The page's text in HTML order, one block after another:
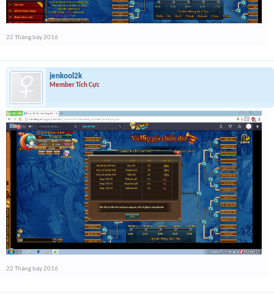
22 Tháng bảy 2016
jenkool2k
Member Tích Cực
22 Tháng bảy 2016